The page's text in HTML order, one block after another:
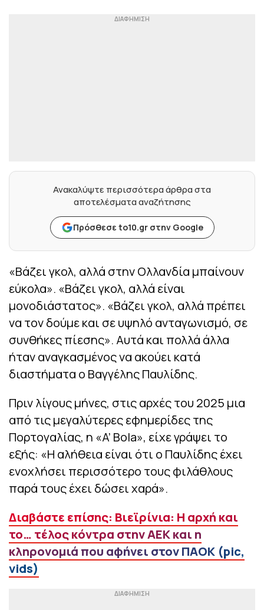
Ανακαλύψτε περισσότερα άρθρα στα
αποτελέσματα αναζήτησης
Πρόσθεσε to10.gr στην Google
«Βάζει γκολ, αλλά στην Ολλανδία μπαίνουν
εύκολα». «Βάζει γκολ, αλλά είναι
μονοδιάστατος». «Βάζει γκολ, αλλά πρέπει
να τον δούμε και σε υψηλό ανταγωνισμό, σε
συνθήκες πίεσης». Αυτά και πολλά άλλα
ήταν αναγκασμένος να ακούει κατά
διαστήματα ο Βαγγέλης Παυλίδης.
Πριν λίγους μήνες, στις αρχές του 2025 μια
από τις μεγαλύτερες εφημερίδες της
Πορτογαλίας, η «A’ Bola», είχε γράψει το
εξής: «Η αλήθεια είναι ότι ο Παυλίδης έχει
ενοχλήσει περισσότερο τους φιλάθλους
παρά τους έχει δώσει χαρά».
Διαβάστε επίσης: Βιεϊρίνια: Η αρχή και
το… τέλος κόντρα στην ΑΕΚ και η
κληρονομιά που αφήνει στον ΠΑΟΚ (pic,
vids)